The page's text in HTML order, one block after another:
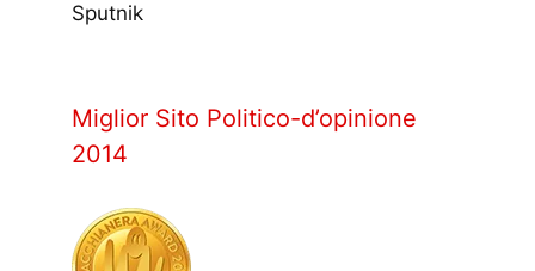
Sputnik
Miglior Sito Politico-d’opinione
2014